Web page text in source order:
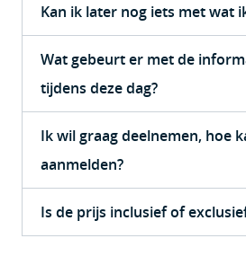
Kan ik later nog iets met wat
Wat gebeurt er met de
tijdens deze dag?
Ik wil graag deelnemen, hoe
aanmelden?
Is de prijs inclusief of